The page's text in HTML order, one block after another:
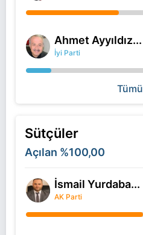
Ahmet Ayyıldız...
İyi Parti
Tümü
Sütçüler
Açılan %100,00
İsmail Yurdaba...
AK Parti